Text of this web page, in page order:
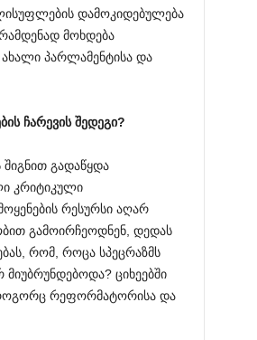
დამოკიდებულება
მოხდება
პარლამენტისა და
ჩარევის შედეგი?
შიგნით გადაწყდა
კრიტიკული
რესურსი აღარ
გამოირჩეოდნენ, დედას
რომ, როცა სპეცრაზმს
მიუბრუნდებოდა? ციხეებში
როგორც რეფორმატორისა და